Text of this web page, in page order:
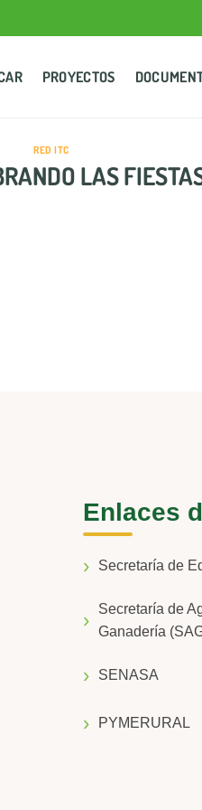
PROYECTOS
RED ITC
LAS
Enlaces
Secretaría de
Secretaría de
Ganadería
SENASA
PYMERURAL